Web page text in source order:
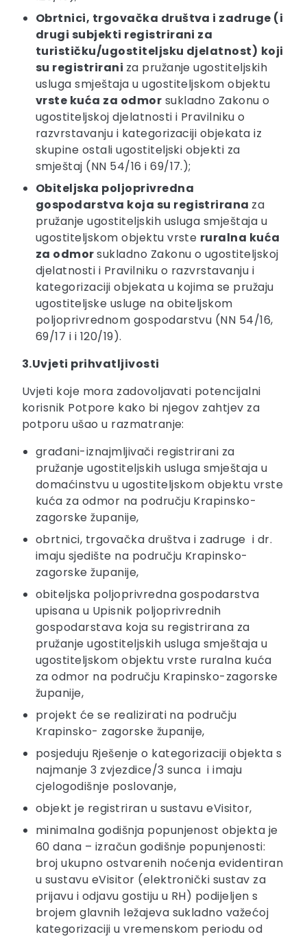
Obrtnici, trgovačka društva i zadruge (i
drugi subjekti registrirani za
turističku/ugostiteljsku djelatnost) koji
su registrirani za pružanje ugostiteljskih
usluga smještaja u ugostiteljskom objektu
vrste kuća za odmor sukladno Zakonu o
ugostiteljskoj djelatnosti i Pravilniku o
razvrstavanju i kategorizaciji objekata iz
skupine ostali ugostiteljski objekti za
smještaj (NN 54/16 i 69/17.);
Obiteljska poljoprivredna
gospodarstva koja su registrirana za
pružanje ugostiteljskih usluga smještaja u
ugostiteljskom objektu vrste ruralna kuća
za odmorsukladno Zakonu o ugostiteljskoj
djelatnosti i Pravilniku o razvrstavanju i
kategorizaciji objekata u kojima se pružaju
ugostiteljske usluge na obiteljskom
poljoprivrednom gospodarstvu (NN 54/16,
69/17 i i 120/19).
3.Uvjeti prihvatljivosti
Uvjeti koje mora zadovoljavati potencijalni
korisnik Potpore kako bi njegov zahtjev za
potporu ušao u razmatranje:
građani-iznajmljivači registrirani za
pružanje ugostiteljskih usluga smještaja u
domaćinstvu u ugostiteljskom objektu vrste
kuća za odmor na području Krapinsko-
zagorske županije,
obrtnici, trgovačka društva i zadruge i dr.
imaju sjedište na području Krapinsko-
zagorske županije,
obiteljska poljoprivredna gospodarstva
upisana u Upisnik poljoprivrednih
gospodarstava koja su registrirana za
pružanje ugostiteljskih usluga smještaja u
ugostiteljskom objektu vrste ruralna kuća
za odmor na području Krapinsko-zagorske
županije,
projekt će se realizirati na području
Krapinsko- zagorske županije,
posjeduju Rješenje o kategorizaciji objekta s
najmanje 3 zvjezdice/3 sunca i imaju
cjelogodišnje poslovanje,
objekt je registriran u sustavu eVisitor,
minimalna godišnja popunjenost objekta je
60 dana – izračun godišnje popunjenosti:
broj ukupno ostvarenih noćenja evidentiran
u sustavu eVisitor (elektronički sustav za
prijavu i odjavu gostiju u RH) podijeljen s
brojem glavnih ležajeva sukladno važećoj
kategorizaciji u vremenskom periodu od